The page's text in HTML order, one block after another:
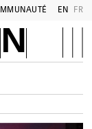
EN FR